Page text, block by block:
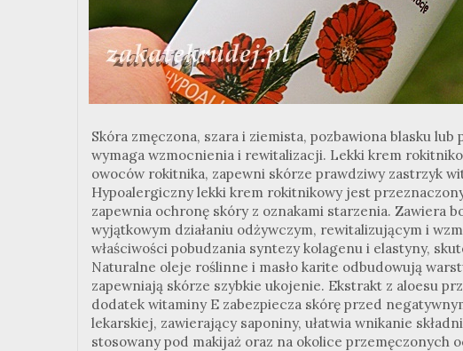
Skóra zmęczona, szara i ziemista, pozbawiona blasku
wymaga wzmocnienia i rewitalizacji. Lekki krem
owoców rokitnika, zapewni skórze prawdziwy zastrzyk
Hypoalergiczny lekki krem rokitnikowy jest
zapewnia ochronę skóry z oznakami starzenia. Zawiera
wyjątkowym działaniu odżywczym, rewitalizującym i
właściwości pobudzania syntezy kolagenu i elastyny,
Naturalne oleje roślinne i masło karite odbudowują
zapewniają skórze szybkie ukojenie. Ekstrakt z aloesu
dodatek witaminy E zabezpiecza skórę przed
lekarskiej, zawierający saponiny, ułatwia wnikanie
stosowany pod makijaż oraz na okolice przemęczonych